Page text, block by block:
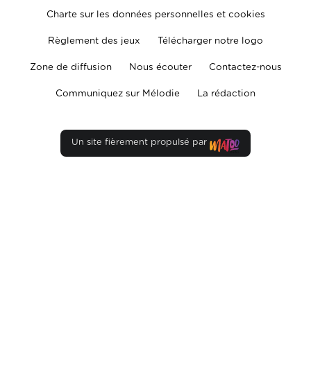
Charte sur les données personnelles et cookies
Règlement des jeux Télécharger notre logo
Zone de diffusion Nous écouter Contactez-nous
Communiquez sur Mélodie La rédaction
Un site fièrement propulsé par